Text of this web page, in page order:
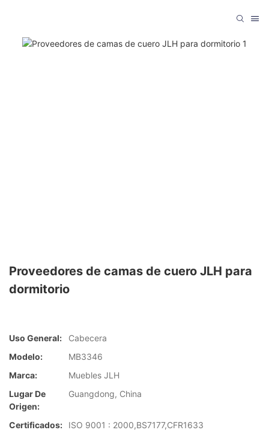
Proveedores de camas de cuero JLH para
dormitorio
Uso General:
Cabecera
Modelo:
MB3346
Marca:
Muebles JLH
Lugar De
Origen:
Guangdong, China
Certificados:
ISO 9001 : 2000,BS7177,CFR1633